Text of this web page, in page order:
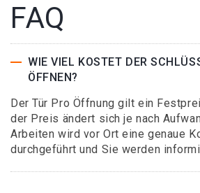
FAQ
WIE VIEL KOSTET DER
ÖFFNEN?
Der Tür Pro Öffnung gilt ein
der Preis ändert sich je nach
Arbeiten wird vor Ort eine genaue
durchgeführt und Sie werden